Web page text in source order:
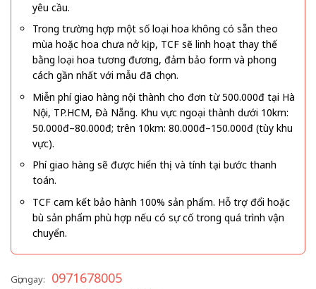
yêu cầu.
Trong trường hợp một số loại hoa không có sẵn theo
mùa hoặc hoa chưa nở kịp, TCF sẽ linh hoạt thay thế
bằng loại hoa tương đương, đảm bảo form và phong
cách gần nhất với mẫu đã chọn.
Miễn phí giao hàng nội thành cho đơn từ 500.000đ tại Hà
Nội, TP.HCM, Đà Nẵng. Khu vực ngoại thành dưới 10km:
50.000đ–80.000đ; trên 10km: 80.000đ–150.000đ (tùy khu
vực).
Phí giao hàng sẽ được hiển thị và tính tại bước thanh
toán.
TCF cam kết bảo hành 100% sản phẩm. Hỗ trợ đổi hoặc
bù sản phẩm phù hợp nếu có sự cố trong quá trình vận
chuyển.
Gọi ngay: 0971678005